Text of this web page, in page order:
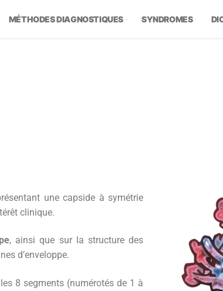
MÉTHODES DIAGNOSTIQUES SYNDROMES
une capside à symétrie
clinique.
, ainsi que sur la structure des
d’enveloppe.
8 segments (numérotés de 1 à